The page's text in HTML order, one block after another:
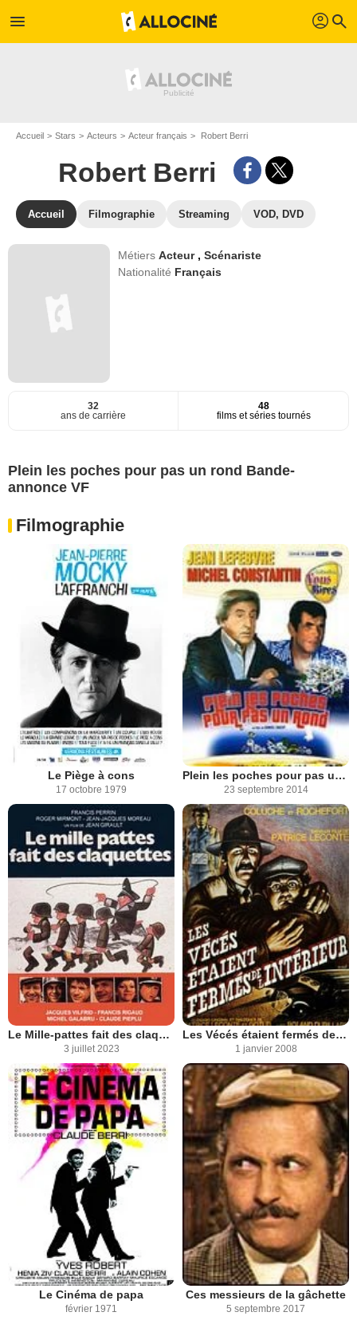
menu profil search
Accueil Stars Acteurs Acteur français Robert Berri
Robert Berri
Accueil Filmographie Streaming VOD, DVD
MétiersActeur ,Scénariste
Nationalité Français
32
ans de carrière
48
films et séries tournés
Plein les poches pour pas un rond Bande-
annonce VF
Filmographie
Le Piège à cons
17 octobre 1979
Plein les poches pour pas un rond
23 septembre 2014
Le Mille-pattes fait des claquettes
3 juillet 2023
Les Vécés étaient fermés de l'intérieur
1 janvier 2008
Le Cinéma de papa
février 1971
Ces messieurs de la gâchette
5 septembre 2017